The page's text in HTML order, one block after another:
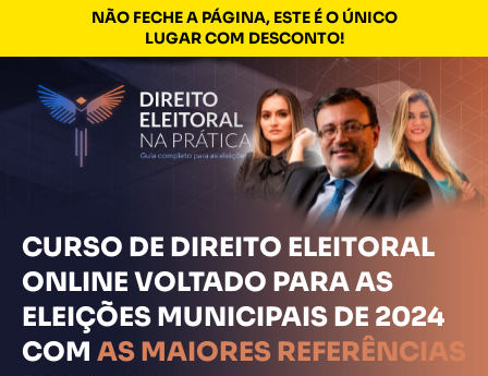
NÃO FECHE A PÁGINA, ESTE É O ÚNICO
LUGAR COM DESCONTO!
CURSO DE DIREITO ELEITORAL
ONLINE VOLTADO PARA AS
ELEIÇÕES MUNICIPAIS DE 2024
COM AS MAIORES REFERÊNCIAS
QUERO DOMINAR O DIREITO
ELEITORAL!
QUERO DOMINAR O DIREITO
ELEITORAL!
APROVEITE O DESCONTO
ANTES QUE ELE SAIA DO AR!